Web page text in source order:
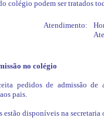
colégio podem ser tratados
Atendimento:
no colégio
pedidos de admissão de
pais.
estão disponíveis na secretaria